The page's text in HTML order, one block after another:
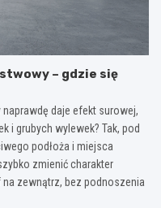
– gdzie się
daje efekt surowej,
i grubych wylewek? Tak, pod
podłoża i miejsca
zmienić charakter
zewnątrz, bez podnoszenia